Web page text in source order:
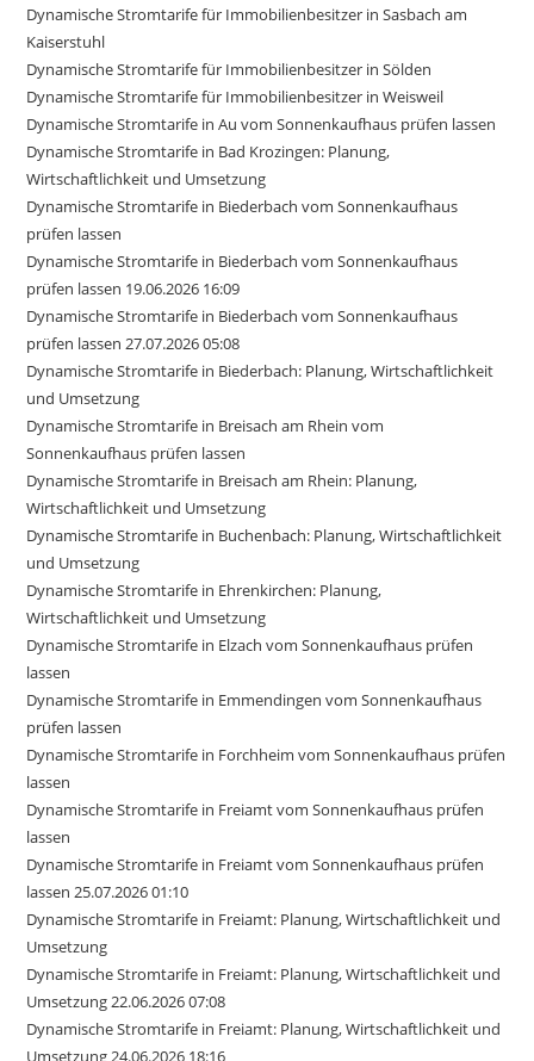
Dynamische Stromtarife für Immobilienbesitzer in Sasbach am
Kaiserstuhl
Dynamische Stromtarife für Immobilienbesitzer in Sölden
Dynamische Stromtarife für Immobilienbesitzer in Weisweil
Dynamische Stromtarife in Au vom Sonnenkaufhaus prüfen lassen
Dynamische Stromtarife in Bad Krozingen: Planung,
Wirtschaftlichkeit und Umsetzung
Dynamische Stromtarife in Biederbach vom Sonnenkaufhaus
prüfen lassen
Dynamische Stromtarife in Biederbach vom Sonnenkaufhaus
prüfen lassen 19.06.2026 16:09
Dynamische Stromtarife in Biederbach vom Sonnenkaufhaus
prüfen lassen 27.07.2026 05:08
Dynamische Stromtarife in Biederbach: Planung, Wirtschaftlichkeit
und Umsetzung
Dynamische Stromtarife in Breisach am Rhein vom
Sonnenkaufhaus prüfen lassen
Dynamische Stromtarife in Breisach am Rhein: Planung,
Wirtschaftlichkeit und Umsetzung
Dynamische Stromtarife in Buchenbach: Planung, Wirtschaftlichkeit
und Umsetzung
Dynamische Stromtarife in Ehrenkirchen: Planung,
Wirtschaftlichkeit und Umsetzung
Dynamische Stromtarife in Elzach vom Sonnenkaufhaus prüfen
lassen
Dynamische Stromtarife in Emmendingen vom Sonnenkaufhaus
prüfen lassen
Dynamische Stromtarife in Forchheim vom Sonnenkaufhaus prüfen
lassen
Dynamische Stromtarife in Freiamt vom Sonnenkaufhaus prüfen
lassen
Dynamische Stromtarife in Freiamt vom Sonnenkaufhaus prüfen
lassen 25.07.2026 01:10
Dynamische Stromtarife in Freiamt: Planung, Wirtschaftlichkeit und
Umsetzung
Dynamische Stromtarife in Freiamt: Planung, Wirtschaftlichkeit und
Umsetzung 22.06.2026 07:08
Dynamische Stromtarife in Freiamt: Planung, Wirtschaftlichkeit und
Umsetzung 24.06.2026 18:16